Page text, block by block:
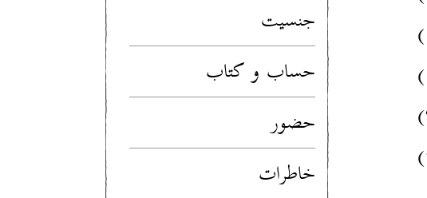
جنسیت
حساب و کتاب
حضور
خاطرات